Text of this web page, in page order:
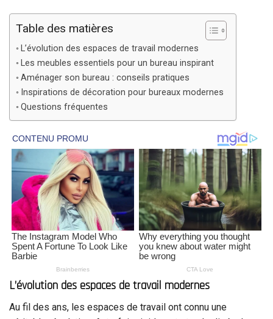
Table des matières
L’évolution des espaces de travail modernes
Les meubles essentiels pour un bureau inspirant
Aménager son bureau : conseils pratiques
Inspirations de décoration pour bureaux modernes
Questions fréquentes
L’évolution des espaces de travail modernes
Au fil des ans, les espaces de travail ont connu une